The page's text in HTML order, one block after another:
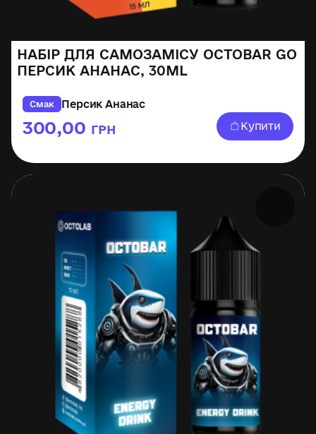
НАБІР ДЛЯ САМОЗАМІСУ OCTOBAR GO
ПЕРСИК АНАНАС, 30ML
Смак Персик Ананас
300,00 ГРН Купити